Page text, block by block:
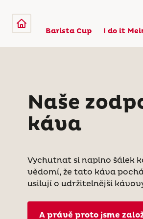
Barista Cup I do it
Naše
káva
Vychutnat si naplno šálek
vědomí, že tato káva
usilují o udržitelnější
A právě proto jsme